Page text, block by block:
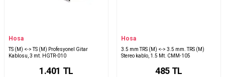
Hosa
TS (M) <-> TS (M) Profesyonel Gitar
Kablosu, 3 mt. HGTR-010
1.401 TL
Hosa
3.5 mm TRS (M) <-> 3.5 mm. TRS (M)
Stereo kablo, 1.5 Mt. CMM-105
485 TL